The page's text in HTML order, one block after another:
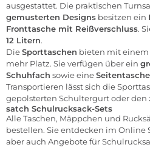
ausgestattet. Die praktischen
gemusterten Designs besitzen ein
Fronttasche mit Reißverschluss.
12 Litern.
DieSporttaschen bieten mit einem
mehr Platz. Sie verfügen über ein
Schuhfach sowie eine
Transportieren lässt sich die
gepolsterten Schultergurt oder den
satch Schulrucksack-Sets
Alle Taschen, Mäppchen und
bestellen. Sie entdecken im Online
aber auch Angebote für